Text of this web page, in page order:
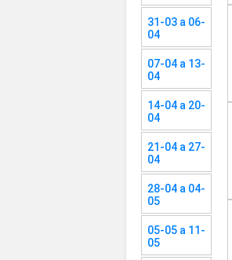
31-03 a 06-
04
07-04 a 13-
04
14-04 a 20-
04
21-04 a 27-
04
28-04 a 04-
05
05-05 a 11-
05